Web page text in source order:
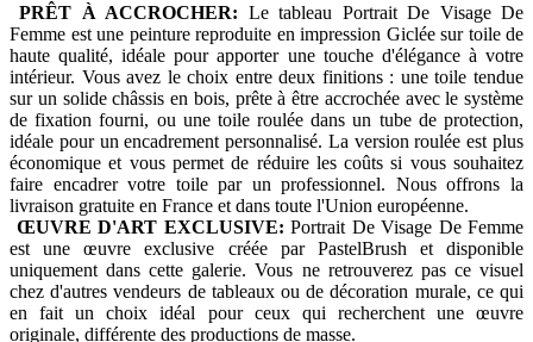
PRÊT À ACCROCHER: Le tableau Portrait De Visage De
Femme est une peinture reproduite en impression Giclée sur toile de
haute qualité, idéale pour apporter une touche d'élégance à votre
intérieur. Vous avez le choix entre deux finitions : une toile tendue
sur un solide châssis en bois, prête à être accrochée avec le système
de fixation fourni, ou une toile roulée dans un tube de protection,
idéale pour un encadrement personnalisé. La version roulée est plus
économique et vous permet de réduire les coûts si vous souhaitez
faire encadrer votre toile par un professionnel. Nous offrons la
livraison gratuite en France et dans toute l'Union européenne.
ŒUVRE D'ART EXCLUSIVE: Portrait De Visage De Femme
est une œuvre exclusive créée par PastelBrush et disponible
uniquement dans cette galerie. Vous ne retrouverez pas ce visuel
chez d'autres vendeurs de tableaux ou de décoration murale, ce qui
en fait un choix idéal pour ceux qui recherchent une œuvre
originale, différente des productions de masse.